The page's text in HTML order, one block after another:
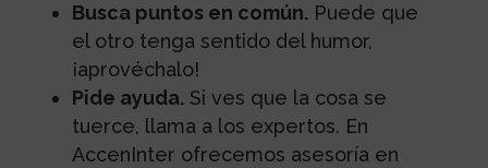
Busca puntos en común.Puede que
el otro tenga sentido del humor,
¡aprovéchalo!
Pide ayuda.Si ves que la cosa se
tuerce, llama a los expertos. En
AccenInter ofrecemos asesoría en